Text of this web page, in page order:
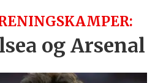
og Arsenal